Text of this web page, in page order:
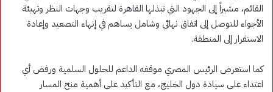
القائم، مشيراً إلى الجهود التي تبذلها القاهرة لتقريب وجهات النظر وتهيئة
الأجواء للتوصل إلى اتفاق نهائي وشامل يساهم في إنهاء التصعيد وإعادة
الاستقرار إلى المنطقة.
كما استعرض الرئيس المصري موقفه الداعم للحلول السلمية ورفض أي
اعتداء على سيادة دول الخليج، مع التأكيد على أهمية منح المسار